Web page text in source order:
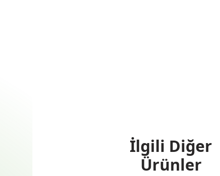
İlgili Diğer
Ürünler